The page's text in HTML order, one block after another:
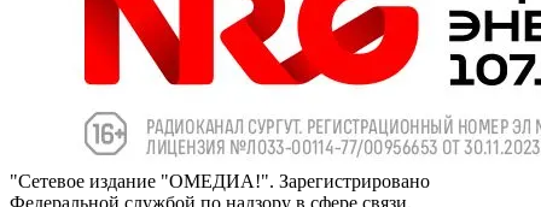
"Сетевое издание "ОМЕДИА!". Зарегистрировано
Федеральной службой по надзору в сфере связи,